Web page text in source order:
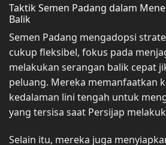
Taktik Semen Padang dalam
Balik
Semen Padang mengadopsi
cukup fleksibel, fokus pada
melakukan serangan balik cepat
peluang. Mereka memanfaatkan
kedalaman lini tengah untuk
yang tersisa saat Persijap
Selain itu, mereka juga